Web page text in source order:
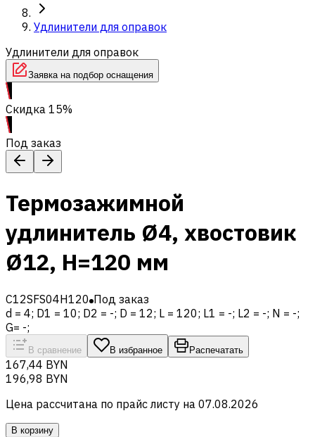
Удлинители для оправок
Удлинители для оправок
Заявка на подбор оснащения
Скидка 15%
Под заказ
Термозажимной
удлинитель Ø4, хвостовик
Ø12, H=120 мм
C12SFS04H120 Под заказ
d = 4; D1 = 10; D2 = -; D = 12; L = 120; L1 = -; L2 = -; N = -;
G= -;
В сравнение В избранное Распечатать
167,44 BYN
196,98 BYN
Цена рассчитана по прайс листу на 07.08.2026
В корзину